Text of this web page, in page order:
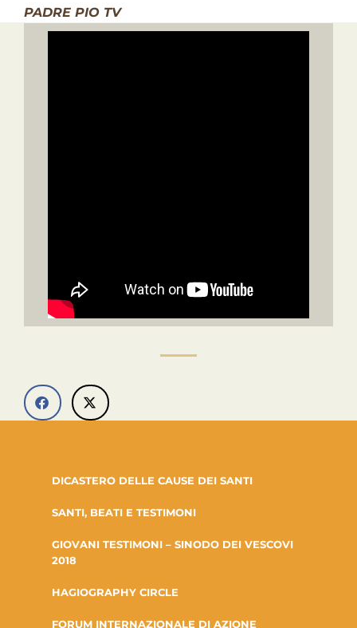
PADRE PIO TV
DICASTERO DELLE CAUSE DEI SANTI
SANTI, BEATI E TESTIMONI
GIOVANI TESTIMONI – SINODO DEI VESCOVI
2018
HAGIOGRAPHY CIRCLE
FORUM INTERNAZIONALE DI AZIONE